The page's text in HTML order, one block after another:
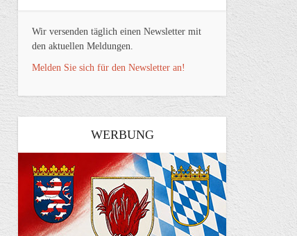
Wir versenden täglich einen Newsletter mit
den aktuellen Meldungen.
Melden Sie sich für den Newsletter an!
WERBUNG